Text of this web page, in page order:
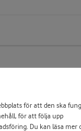
Samoa
för att den ska
för att följa upp
Du kan läsa mer